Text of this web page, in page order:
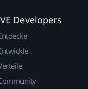
Developers